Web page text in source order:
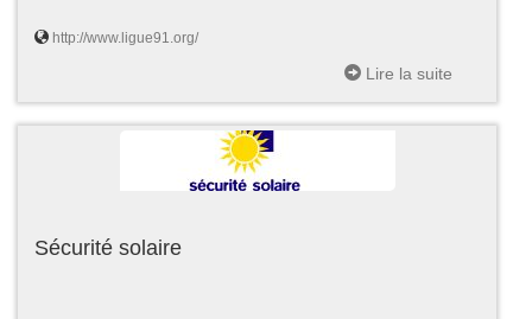
http://www.ligue91.org/
Lire la suite
Sécurité solaire